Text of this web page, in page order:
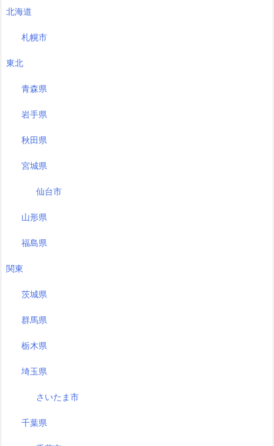
北海道
札幌市
東北
青森県
岩手県
秋田県
宮城県
仙台市
山形県
福島県
関東
茨城県
群馬県
栃木県
埼玉県
さいたま市
千葉県